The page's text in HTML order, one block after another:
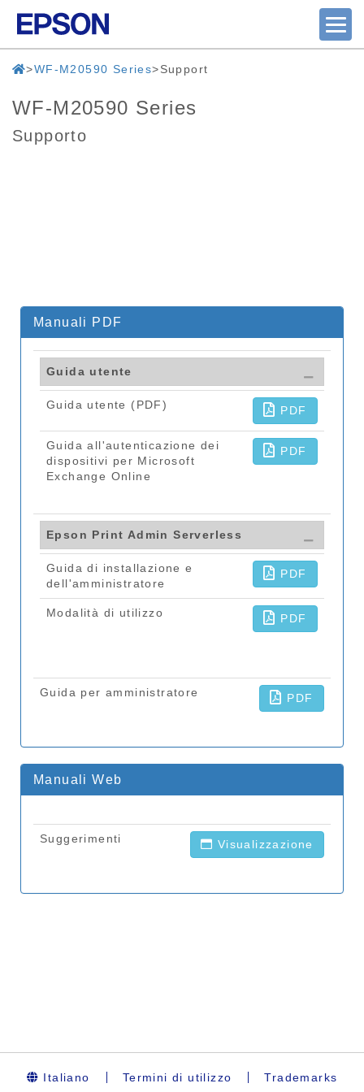
WF-M20590 Series Support
WF-M20590 Series
Supporto
Italiano Termini di utilizzo Trademarks